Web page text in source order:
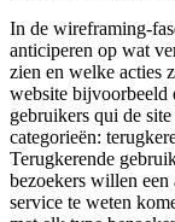
In de wireframing-
anticiperen op wat
zien en welke acties
website bijvoorbeeld
gebruikers qui de
categorieën:
Terugkerende
bezoekers willen
service te weten